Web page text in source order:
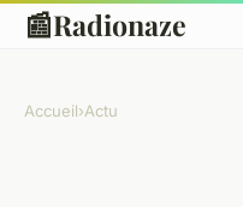
📰Radionaze
Accueil›Actu